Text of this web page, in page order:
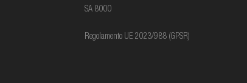
SA 8000
Regolamento UE 2023/988 (GPSR)